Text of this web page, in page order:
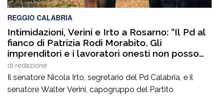
REGGIO CALABRIA
Intimidazioni, Verini e Irto a Rosarno: “Il Pd al
fianco di Patrizia Rodi Morabito. Gli
imprenditori e i lavoratori onesti non posso
essere lasciati da soli”
di redazione
Il senatore Nicola Irto, segretario del Pd Calabria, e il
senatore Walter Verini, capogruppo del Partito